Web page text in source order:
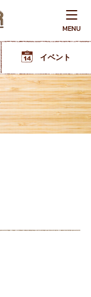
MENU
イベント